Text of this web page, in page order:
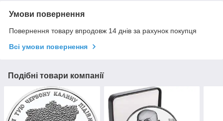
Умови повернення
Повернення товару впродовж 14 днів за рахунок покупця
Всі умови повернення
Подібні товари компанії